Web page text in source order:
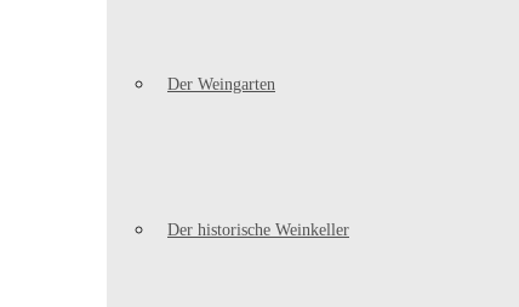
Der Weingarten
Der historische Weinkeller